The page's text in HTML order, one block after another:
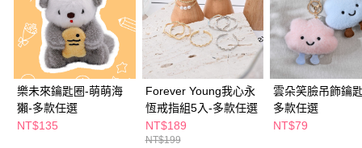
１．簡單：不需註冊會員、不需綁卡、不需儲值。
２．便利：只要手機號碼，簡訊認證，即可結帳。
３．安心：先確認商品／服務後，再付款。
【「AFTEE先享後付」結帳流程】
１．於結帳方式選擇「AFTEE先享後付」後，將跳轉至「AFTEE先享後付」
結帳頁面，進行簡訊認證並確認金額後，即可完成結帳。
２．訂單成立數日內，您將收到繳費通知簡訊。
３．收到繳費通知簡訊後14天內，點擊此簡訊中的連結，可透過四大超商／
ATM／網路銀行／等多元方式進行付款，方視為交易完成。
運送方式
全家取貨付款
每筆NT$65，滿NT$390(含以上)免運費
付款後全家取貨
每筆NT$65，滿NT$390(含以上)免運費
樂未來鑰匙圈-萌萌海
獺-多款任選
NT$135
Forever Young我心永
恆戒指組5入-多款任選
NT$189
NT$199
雲朵笑臉吊飾鑰
多款任選
NT$79